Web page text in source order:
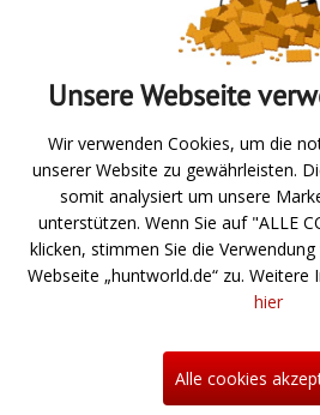
Angeln
Jagd- und Schießsport
Über uns
Informationen zum
Unsere Webseite
Wir verwenden Cookies, um die
unserer Website zu gewährleisten.
somit analysiert um unsere
unterstützen. Wenn Sie auf "ALLE
klicken, stimmen Sie die
Webseite „huntworld.de“ zu.
hier
Alle cookies